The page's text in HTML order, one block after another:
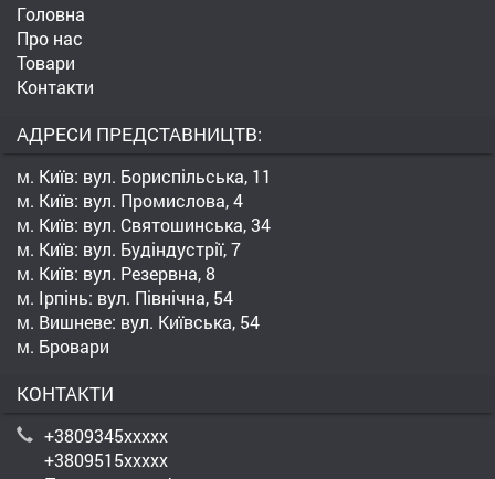
Головна
Про нас
Товари
Контакти
АДРЕСИ ПРЕДСТАВНИЦТВ:
м. Київ: вул. Бориспільська, 11
м. Київ: вул. Промислова, 4
м. Київ: вул. Святошинська, 34
м. Київ: вул. Будіндустрії, 7
м. Київ: вул. Резервна, 8
м. Ірпінь: вул. Північна, 54
м. Вишневе: вул. Київська, 54
м. Бровари
КОНТАКТИ
+3809345xxxxx
+3809515xxxxx